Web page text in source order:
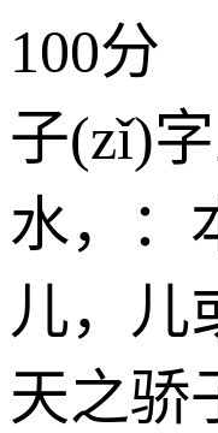
100分
子(zǐ)
水，：
儿，儿
天之骄